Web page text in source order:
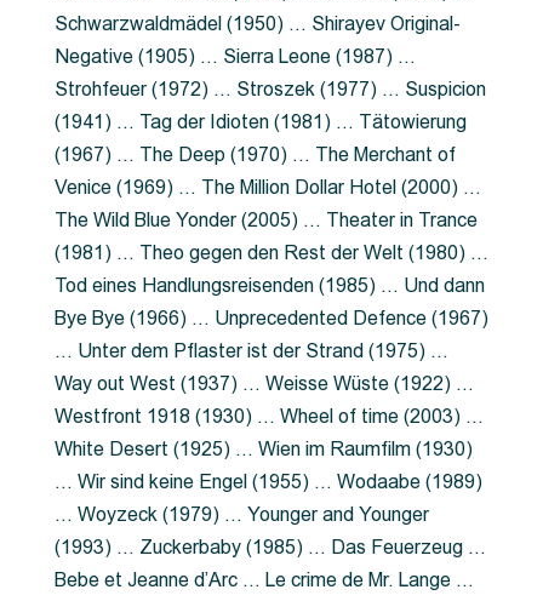
Schwarzwaldmädel (1950) … Shirayev Original-
Negative (1905) … Sierra Leone (1987) …
Strohfeuer (1972) … Stroszek (1977) … Suspicion
(1941) … Tag der Idioten (1981) … Tätowierung
(1967) … The Deep (1970) … The Merchant of
Venice (1969) … The Million Dollar Hotel (2000) …
The Wild Blue Yonder (2005) … Theater in Trance
(1981) … Theo gegen den Rest der Welt (1980) …
Tod eines Handlungsreisenden (1985) … Und dann
Bye Bye (1966) … Unprecedented Defence (1967)
… Unter dem Pflaster ist der Strand (1975) …
Way out West (1937) … Weisse Wüste (1922) …
Westfront 1918 (1930) … Wheel of time (2003) …
White Desert (1925) … Wien im Raumfilm (1930)
… Wir sind keine Engel (1955) … Wodaabe (1989)
… Woyzeck (1979) … Younger and Younger
(1993) … Zuckerbaby (1985) … Das Feuerzeug …
Bebe et Jeanne d’Arc … Le crime de Mr. Lange …